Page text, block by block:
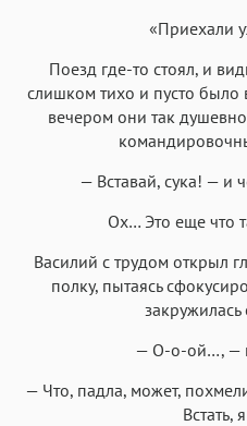
«Приехали
Поезд где-то стоял, и
слишком тихо и пусто было
вечером они так
— Вставай, сука! — и
Ох… Это еще что
Василий с трудом открыл
полку, пытаясь
— О-о-ой…, —
— Что, падла, может,
Встать,